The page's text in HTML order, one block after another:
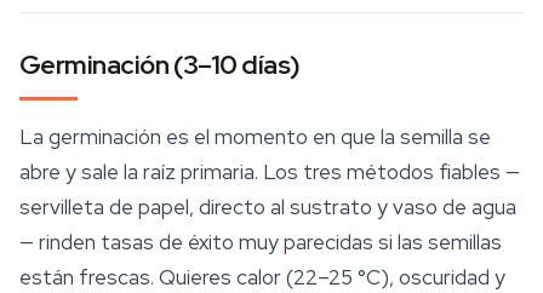
Germinación (3–10 días)
La germinación es el momento en que la semilla se
abre y sale la raíz primaria. Los tres métodos fiables —
servilleta de papel, directo al sustrato y vaso de agua
— rinden tasas de éxito muy parecidas si las semillas
están frescas. Quieres calor (22–25 °C), oscuridad y